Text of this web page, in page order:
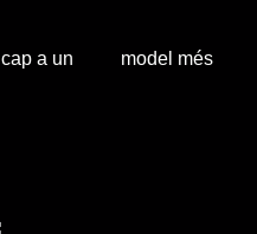
cap a un model més